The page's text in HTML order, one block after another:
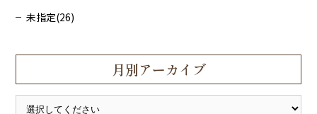
未指定(26)
月別アーカイブ